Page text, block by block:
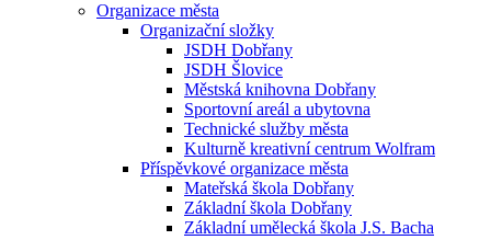
Organizace města
Organizační složky
JSDH Dobřany
JSDH Šlovice
Městská knihovna Dobřany
Sportovní areál a ubytovna
Technické služby města
Kulturně kreativní centrum Wolfram
Příspěvkové organizace města
Mateřská škola Dobřany
Základní škola Dobřany
Základní umělecká škola J.S. Bacha